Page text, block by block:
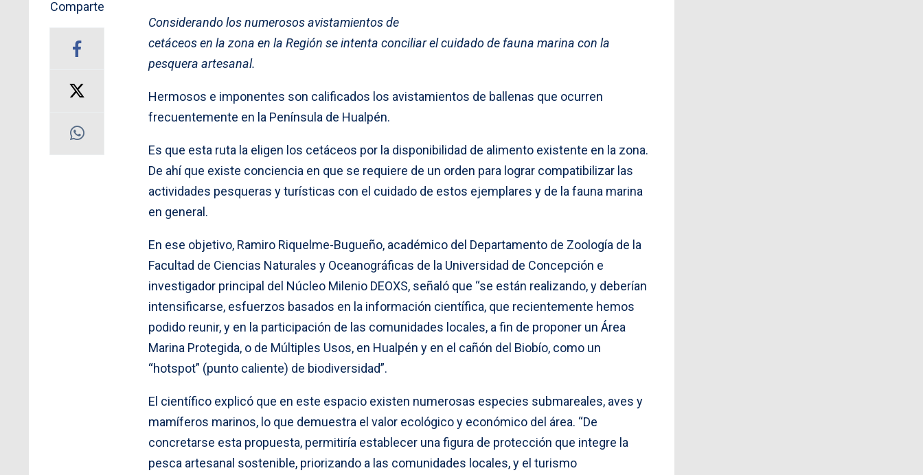
Comparte
Considerando los numerosos avistamientos de
cetáceos en la zona en la Región se intenta conciliar el cuidado de fauna marina con la
pesquera artesanal.
Hermosos e imponentes son calificados los avistamientos de ballenas que ocurren
frecuentemente en la Península de Hualpén.
Es que esta ruta la eligen los cetáceos por la disponibilidad de alimento existente en la zona.
De ahí que existe conciencia en que se requiere de un orden para lograr compatibilizar las
actividades pesqueras y turísticas con el cuidado de estos ejemplares y de la fauna marina
en general.
En ese objetivo, Ramiro Riquelme-Bugueño, académico del Departamento de Zoología de la
Facultad de Ciencias Naturales y Oceanográficas de la Universidad de Concepción e
investigador principal del Núcleo Milenio DEOXS, señaló que “se están realizando, y deberían
intensificarse, esfuerzos basados en la información científica, que recientemente hemos
podido reunir, y en la participación de las comunidades locales, a fin de proponer un Área
Marina Protegida, o de Múltiples Usos, en Hualpén y en el cañón del Biobío, como un
“hotspot” (punto caliente) de biodiversidad”.
El científico explicó que en este espacio existen numerosas especies submareales, aves y
mamíferos marinos, lo que demuestra el valor ecológico y económico del área. “De
concretarse esta propuesta, permitiría establecer una figura de protección que integre la
pesca artesanal sostenible, priorizando a las comunidades locales, y el turismo